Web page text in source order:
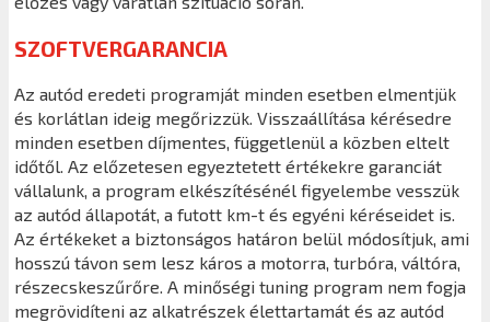
SZOFTVERGARANCIA
Az autód eredeti programját minden esetben elmentjük
és korlátlan ideig megőrizzük. Visszaállítása kérésedre
minden esetben díjmentes, függetlenül a közben eltelt
időtől. Az előzetesen egyeztetett értékekre garanciát
vállalunk, a program elkészítésénél figyelembe vesszük
az autód állapotát, a futott km-t és egyéni kéréseidet is.
Az értékeket a biztonságos határon belül módosítjuk, ami
hosszú távon sem lesz káros a motorra, turbóra, váltóra,
részecskeszűrőre. A minőségi tuning program nem fogja
megrövidíteni az alkatrészek élettartamát és az autód